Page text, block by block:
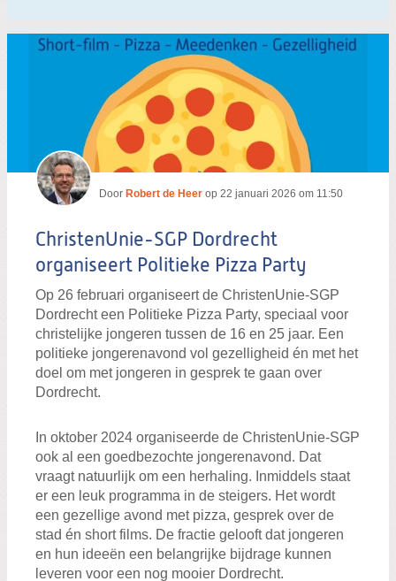
Door Robert de Heer op 22 januari 2026 om 11:50
ChristenUnie-SGP Dordrecht
organiseert Politieke Pizza Party
Op 26 februari organiseert de ChristenUnie-SGP
Dordrecht een Politieke Pizza Party, speciaal voor
christelijke jongeren tussen de 16 en 25 jaar. Een
politieke jongerenavond vol gezelligheid én met het
doel om met jongeren in gesprek te gaan over
Dordrecht.
In oktober 2024 organiseerde de ChristenUnie-SGP
ook al een goedbezochte jongerenavond. Dat
vraagt natuurlijk om een herhaling. Inmiddels staat
er een leuk programma in de steigers. Het wordt
een gezellige avond met pizza, gesprek over de
stad én short films. De fractie gelooft dat jongeren
en hun ideeën een belangrijke bijdrage kunnen
leveren voor een nog mooier Dordrecht.